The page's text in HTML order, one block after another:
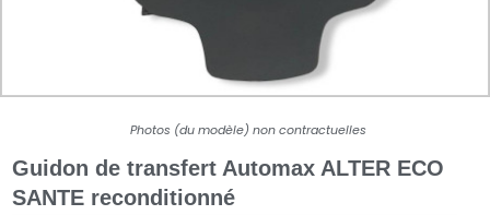
Photos (du modèle) non contractuelles
Guidon de transfert Automax ALTER ECO
SANTE reconditionné